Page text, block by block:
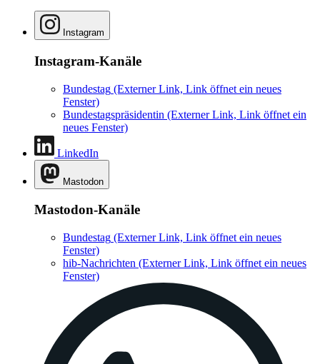
Instagram
Instagram-Kanäle
Bundestag (Externer Link, Link öffnet ein neues
Fenster)
Bundestagspräsidentin (Externer Link, Link öffnet ein
neues Fenster)
LinkedIn
Mastodon
Mastodon-Kanäle
Bundestag (Externer Link, Link öffnet ein neues
Fenster)
hib-Nachrichten (Externer Link, Link öffnet ein neues
Fenster)